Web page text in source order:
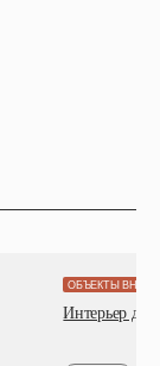
Интерьер
ОБЪЕКТЫ